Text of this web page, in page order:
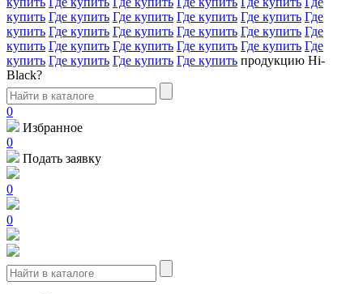
купить Где купить Где купить Где купить Где купить Где
купить Где купить Где купить Где купить Где купить Где
купить Где купить Где купить Где купить Где купить Где
купить Где купить Где купить Где купить продукцию Hi-
Black?
0
Избранное
0
Подать заявку
0
0